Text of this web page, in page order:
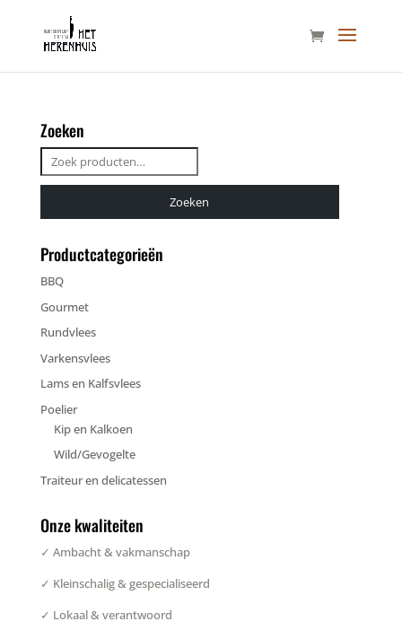
Zoeken
Zoeken
naar:
Zoeken
Productcategorieën
BBQ
Gourmet
Rundvlees
Varkensvlees
Lams en Kalfsvlees
Poelier
Kip en Kalkoen
Wild/Gevogelte
Traiteur en delicatessen
Onze kwaliteiten
✓ Ambacht & vakmanschap
✓ Kleinschalig & gespecialiseerd
✓ Lokaal & verantwoord